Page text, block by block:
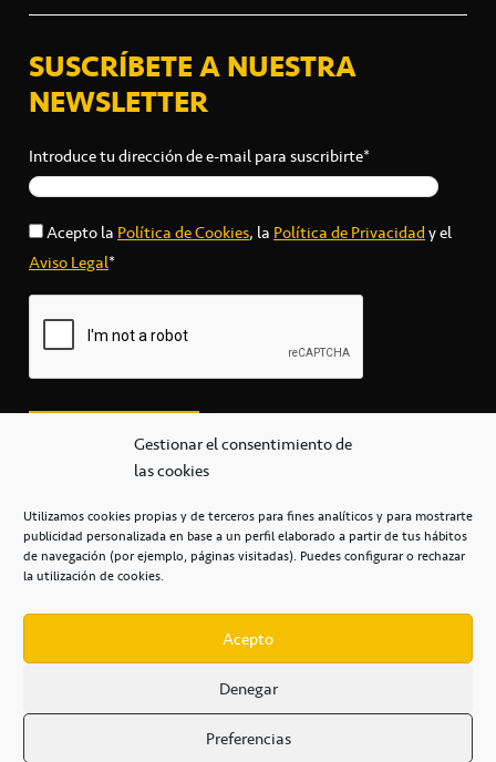
Gestionar el consentimiento de
las cookies
Utilizamos cookies propias y de terceros para fines analíticos y para mostrarte
publicidad personalizada en base a un perfil elaborado a partir de tus hábitos
de navegación (por ejemplo, páginas visitadas). Puedes configurar o rechazar
la utilización de cookies.
Acepto
Denegar
Preferencias
SUSCRÍBETE A NUESTRA
NEWSLETTER
Introduce tu dirección de e-mail para suscribirte*
Acepto laPolítica de Cookies, laPolítica de Privacidady el
Aviso Legal*
secretaria@cbcanarias.es
+34 922 253 684
Casa del Deporte / 38108 – La Laguna
POLÍTICA DE PRIVACIDAD / POLÍTICA DE COOKIES /
AVISO LEGAL / CONDICIONES